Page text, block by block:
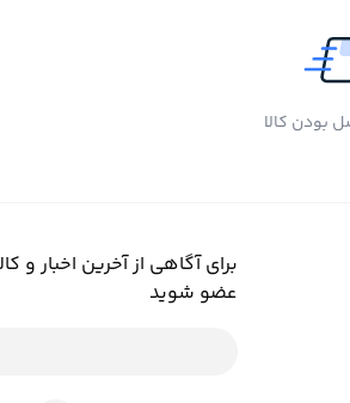
بودن کالا
برای آگاهی از آخرین اخبار و
عضو شوید